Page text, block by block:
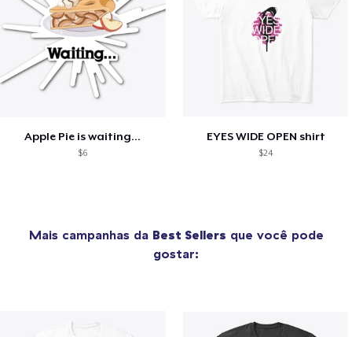
Apple Pie is waiting...
$6
EYES WIDE OPEN shirt
$24
Mais campanhas da Best Sellers que você pode
gostar: